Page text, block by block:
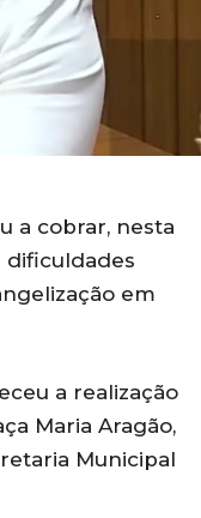
a cobrar, nesta
dificuldades
em
a realização
Maria Aragão,
Municipal